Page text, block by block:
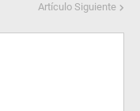
Artículo Siguiente